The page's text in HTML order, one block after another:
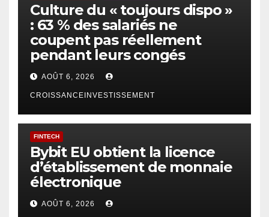
Culture du « toujours dispo »
: 63 % des salariés ne
coupent pas réellement
pendant leurs congés
AOÛT 6, 2026
CROISSANCEINVESTISSEMENT
FINTECH
Bybit EU obtient la licence
d’établissement de monnaie
électronique
AOÛT 6, 2026